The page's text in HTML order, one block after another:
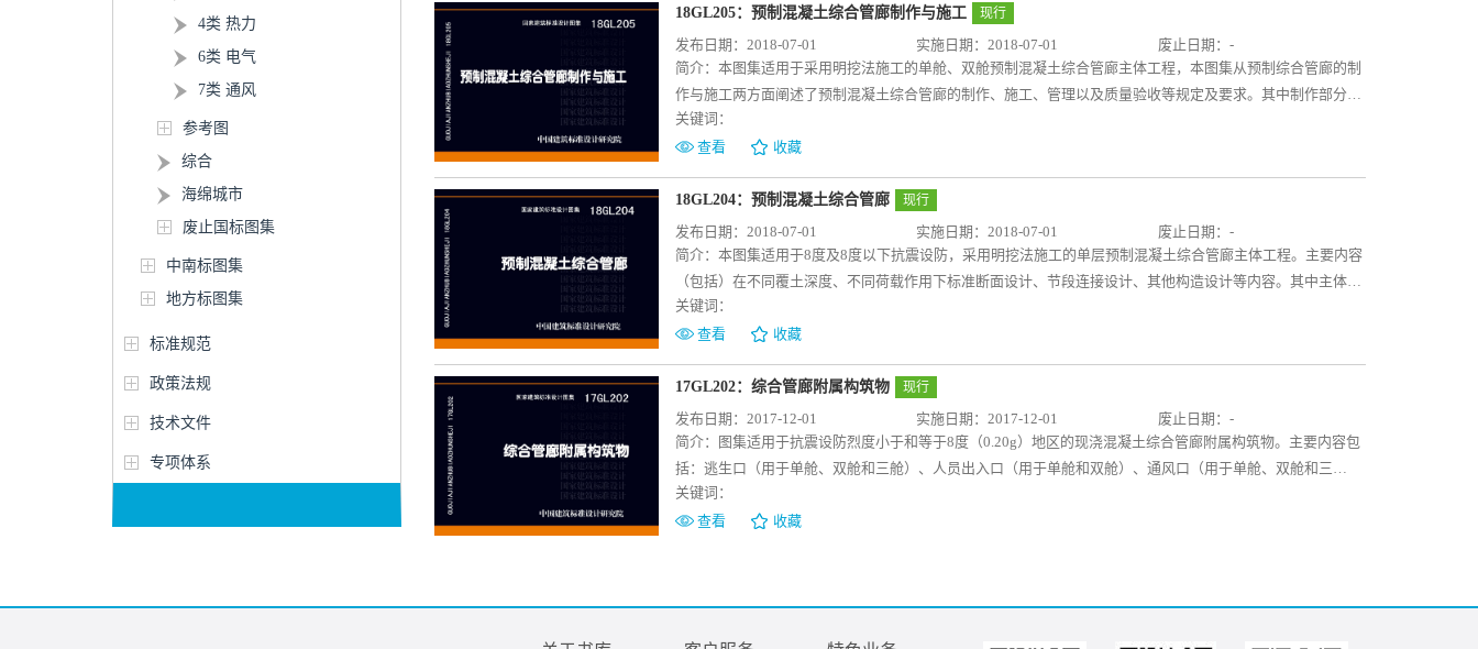
4类 热力
6类 电气
7类 通风
参考图
综合
海绵城市
废止国标图集
中南标图集
地方标图集
标准规范
政策法规
技术文件
专项体系
工单位可直接照图施工。
18GL205：预制混凝土综合管廊制作与施工 现行
发布日期：2018-07-01 实施日期：2018-07-01
废止日期：-
简介： 本图集适用于采用明挖法施工的单舱、双舱预制混凝土综合管廊主体工程，本图集从预制综合管廊的制
作与施工两方面阐述了预制混凝土综合管廊的制作、施工、管理以及质量验收等规定及要求。其中制作部分包
括立式和卧式的制作工艺，场地准备、模具准备、钢筋骨架制作安装、预埋件处理、浇筑及养护、成品检测等
内容；施工部分包括预制混凝土综合管廊的柔性承插接头、纵向紧锁承插接头和胶接应力接头三种接头型式施
工过程中的运输、吊装、安装、防水、检测和验收等内容。本图集可作为预制混凝土城市综合管廊施工的选用
及参考图集，施工单位可参照施工，可供设计及科研教学人员参考使用。
关键词：
查看
收藏
18GL204：预制混凝土综合管廊 现行
发布日期：2018-07-01 实施日期：2018-07-01
废止日期：-
简介： 本图集适用于8度及8度以下抗震设防，采用明挖法施工的单层预制混凝土综合管廊主体工程。主要内容
（包括）在不同覆土深度、不同荷载作用下标准断面设计、节段连接设计、其他构造设计等内容。其中主体结
构设计部分包括单舱、双舱截面尺寸选用表、钢筋材料表以及节点构造详图；节段连接设计设计包括柔性承插
式接头、纵向紧锁承插式接头、胶接预应力接头连接设计等内容；其他构造设计包括预制节段吊装及槽式预埋
件等内容。本图集中管廊的截面型式、配筋、细部构造等可供设计人员直接选用，施工单位可参照施工。
关键词：
查看
收藏
17GL202：综合管廊附属构筑物 现行
发布日期：2017-12-01 实施日期：2017-12-01
废止日期：-
简介：
图集适用于抗震设防烈度小于和等于8度（0.20g）地区的现浇混凝土综合管廊附属构筑物。主要内容包
括：逃生口（用于单舱、双舱和三舱）、人员出入口（用于单舱和双舱）、通风口（用于单舱、双舱和三
舱）、吊装口（用于单舱）的模板图、配筋图、配筋选用表及防水做法等配套节点详图。本图集内容基本涵盖
综合管廊附属构筑物独立单元常用的形式、尺寸、配筋、构造措施及工程量，结构专业设计人员可按需选用，
关键词：
查看
收藏